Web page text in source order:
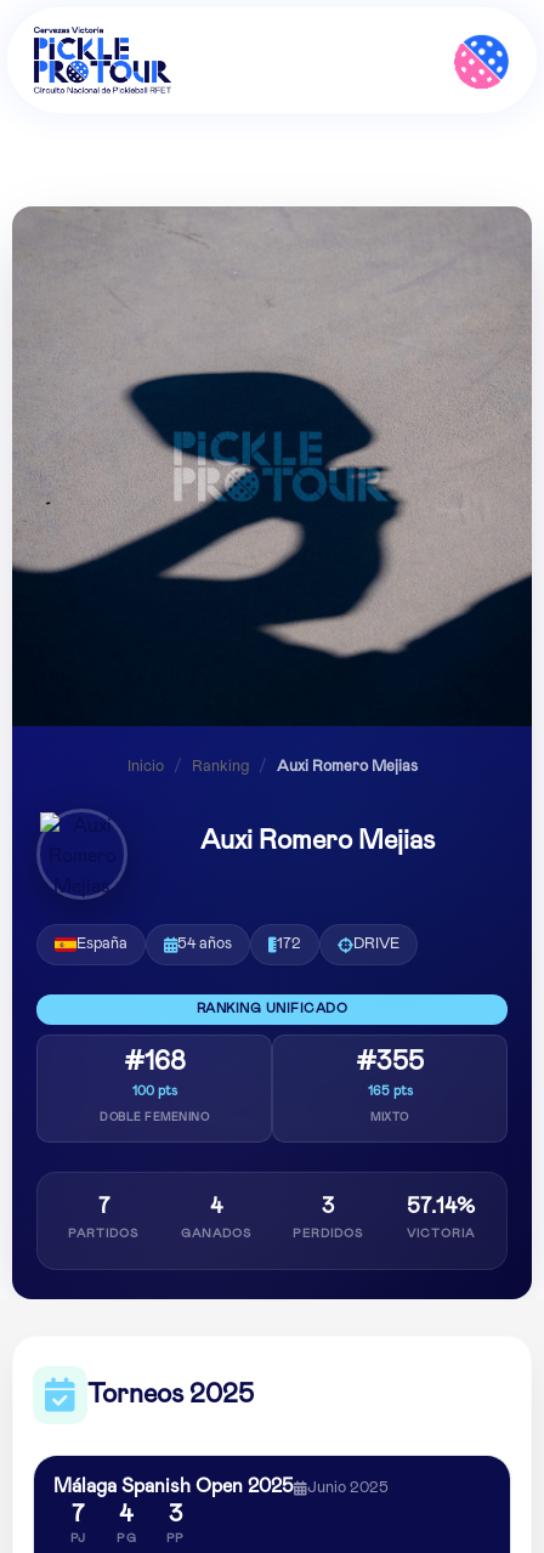
Inicio / Ranking / Auxi Romero Mejias
Auxi Romero Mejias
España 54 años 172 DRIVE
RANKING UNIFICADO
#168
100 pts
DOBLE FEMENINO
#355
165 pts
MIXTO
7
PARTIDOS
4
GANADOS
3
PERDIDOS
57.14%
VICTORIA
Torneos 2025
Málaga Spanish Open 2025 Junio 2025
7
PJ
4
PG
3
PP